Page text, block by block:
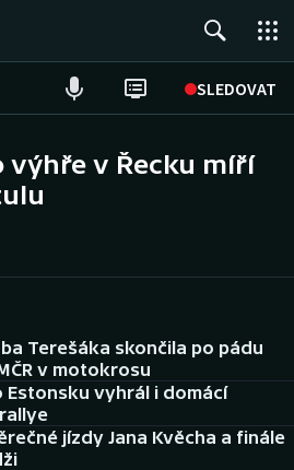
SLEDOVAT
výhře v Řecku míří
Terešáka skončila po pádu
v motokrosu
Estonsku vyhrál i domácí
jízdy Jana Kvěcha a finále